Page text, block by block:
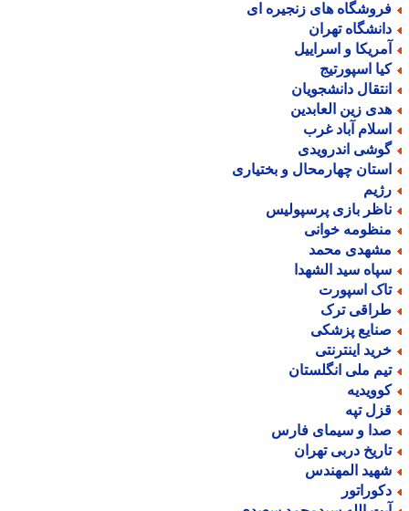
های زنجیره ای
تهران
و اسراییل
اسپورتیج
دانشجویان
زین العابدین
آباد غرب
اندرویدی
چهارمحال و بختیاری
بازی پرسپولیس
خوانی
محمد
سید الشهدا
اسپورت
ترک
پزشکی
اینترنتی
ملی انگلستان
تپه
و سیمای فارس
دربی تهران
المهندس